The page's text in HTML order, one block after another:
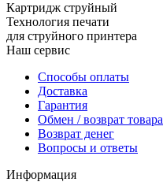
Картридж струйный
Технология печати
для струйного принтера
Наш сервис
Способы оплаты
Доставка
Гарантия
Обмен / возврат товара
Возврат денег
Вопросы и ответы
Информация